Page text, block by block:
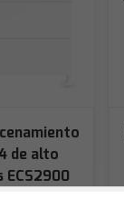
de alto
ECS2900